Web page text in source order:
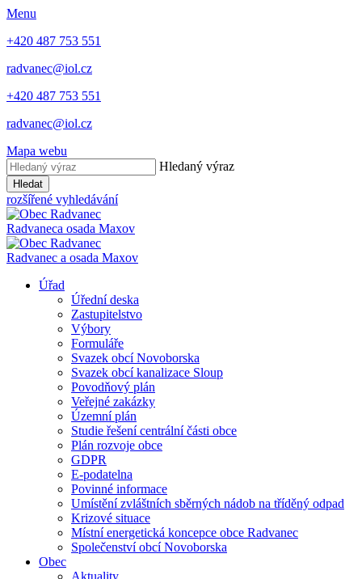
Menu
+420 487 753 551
radvanec@iol.cz
+420 487 753 551
radvanec@iol.cz
Mapa webu
Hledaný výraz
Hledat
rozšířené vyhledávání
Radvaneca osada Maxov
Radvanec a osada Maxov
Úřad
Úřední deska
Zastupitelstvo
Výbory
Formuláře
Svazek obcí Novoborska
Svazek obcí kanalizace Sloup
Povodňový plán
Veřejné zakázky
Územní plán
Studie řešení centrální části obce
Plán rozvoje obce
GDPR
E-podatelna
Povinné informace
Umístění zvláštních sběrných nádob na tříděný odpad
Krizové situace
Místní energetická koncepce obce Radvanec
Společenství obcí Novoborska
Obec
Aktuality